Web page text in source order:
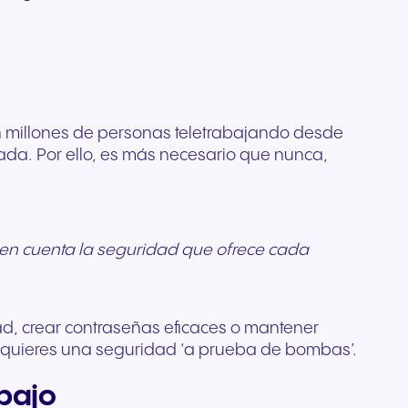
de personas teletrabajando desde
Por ello, es más necesario que nunca,
cuenta la seguridad que ofrece cada
crear contraseñas eficaces o mantener
una seguridad ‘a prueba de bombas’.